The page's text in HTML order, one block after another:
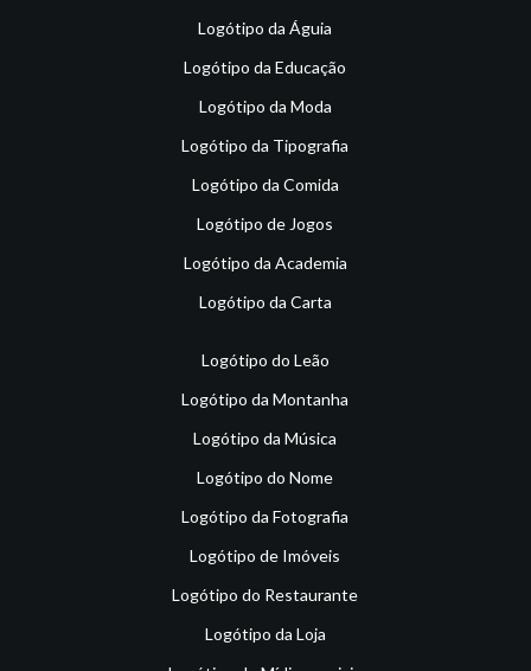
Logótipo da Águia
Logótipo da Educação
Logótipo da Moda
Logótipo da Tipografia
Logótipo da Comida
Logótipo de Jogos
Logótipo da Academia
Logótipo da Carta
Logótipo do Leão
Logótipo da Montanha
Logótipo da Música
Logótipo do Nome
Logótipo da Fotografia
Logótipo de Imóveis
Logótipo do Restaurante
Logótipo da Loja